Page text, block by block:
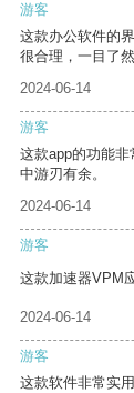
游客
这款办公软件的
很合理，一目了然
2024-06-14
游客
这款app的功能
中游刃有余。
2024-06-14
游客
这款加速器VPM
2024-06-14
游客
这款软件非常实